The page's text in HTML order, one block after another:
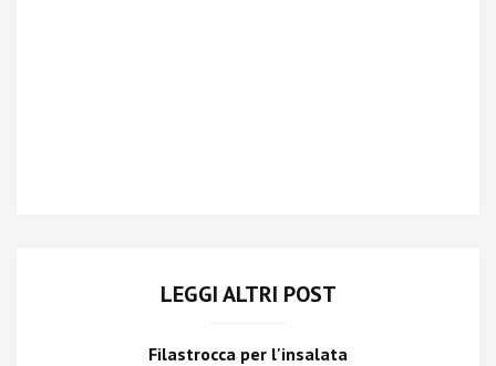
LEGGI ALTRI POST
Filastrocca per l'insalata